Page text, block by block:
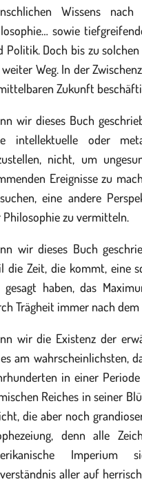
Wissens
sowie
Politik. Doch bis zu
Weg. In der
Zukunft
wir dieses Buch
intellektuelle oder
nicht, um
Ereignisse zu
eine andere
Philosophie zu vermitteln.
wir dieses Buch
die Zeit, die kommt, eine
gesagt haben, das
Trägheit immer nach
wir die Existenz der
am wahrscheinlichsten,
in einer
Reiches in seiner
die aber noch
denn alle
aller auf